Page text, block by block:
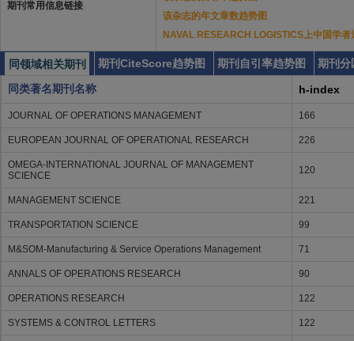
期刊常用信息链接
该杂志的年文章数趋势图
NAVAL RESEARCH LOGISTICS上中国学
同领域相关期刊 期刊CiteScore趋势图 期刊自引率趋势图
期刊分
同类著名期刊名称
h-index
JOURNAL OF OPERATIONS MANAGEMENT 166
EUROPEAN JOURNAL OF OPERATIONAL RESEARCH 226
OMEGA-INTERNATIONAL JOURNAL OF MANAGEMENT
SCIENCE
120
MANAGEMENT SCIENCE 221
TRANSPORTATION SCIENCE 99
M&SOM-Manufacturing & Service Operations Management 71
ANNALS OF OPERATIONS RESEARCH 90
OPERATIONS RESEARCH 122
SYSTEMS & CONTROL LETTERS 122